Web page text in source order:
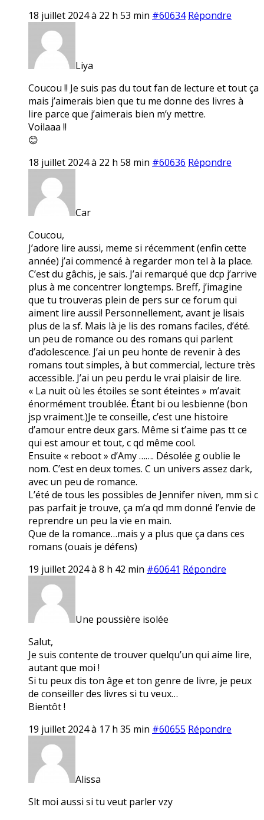
18 juillet 2024 à 22 h 53 min #60634 Répondre
Liya
Coucou !! Je suis pas du tout fan de lecture et tout ça
mais j’aimerais bien que tu me donne des livres à
lire parce que j’aimerais bien m’y mettre.
Voilaaa !!
😊
18 juillet 2024 à 22 h 58 min #60636 Répondre
Car
Coucou,
J’adore lire aussi, meme si récemment (enfin cette
année) j’ai commencé à regarder mon tel à la place.
C’est du gâchis, je sais. J’ai remarqué que dcp j’arrive
plus à me concentrer longtemps. Breff, j’imagine
que tu trouveras plein de pers sur ce forum qui
aiment lire aussi! Personnellement, avant je lisais
plus de la sf. Mais là je lis des romans faciles, d’été.
un peu de romance ou des romans qui parlent
d’adolescence. J’ai un peu honte de revenir à des
romans tout simples, à but commercial, lecture très
accessible. J’ai un peu perdu le vrai plaisir de lire.
« La nuit où les étoiles se sont éteintes » m’avait
énormément troublée. Étant bi ou lesbienne (bon
jsp vraiment.)Je te conseille, c’est une histoire
d’amour entre deux gars. Même si t’aime pas tt ce
qui est amour et tout, c qd même cool.
Ensuite « reboot » d’Amy ……. Désolée g oublie le
nom. C’est en deux tomes. C un univers assez dark,
avec un peu de romance.
L’été de tous les possibles de Jennifer niven, mm si c
pas parfait je trouve, ça m’a qd mm donné l’envie de
reprendre un peu la vie en main.
Que de la romance…mais y a plus que ça dans ces
romans (ouais je défens)
19 juillet 2024 à 8 h 42 min #60641 Répondre
Une poussière isolée
Salut,
Je suis contente de trouver quelqu’un qui aime lire,
autant que moi !
Si tu peux dis ton âge et ton genre de livre, je peux
de conseiller des livres si tu veux…
Bientôt !
19 juillet 2024 à 17 h 35 min #60655 Répondre
Alissa
Slt moi aussi si tu veut parler vzy